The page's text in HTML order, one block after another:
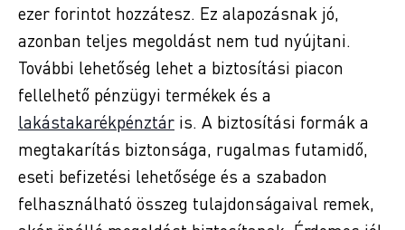
ezer forintot hozzátesz. Ez alapozásnak jó,
azonban teljes megoldást nem tud nyújtani.
További lehetőség lehet a biztosítási piacon
fellelhető pénzügyi termékek és a
lakástakarékpénztár is. A biztosítási formák a
megtakarítás biztonsága, rugalmas futamidő,
eseti befizetési lehetősége és a szabadon
felhasználható összeg tulajdonságaival remek,